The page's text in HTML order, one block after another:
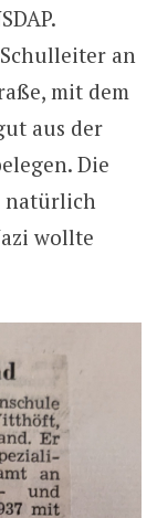
an
mit dem
aus der
Die
natürlich
wollte